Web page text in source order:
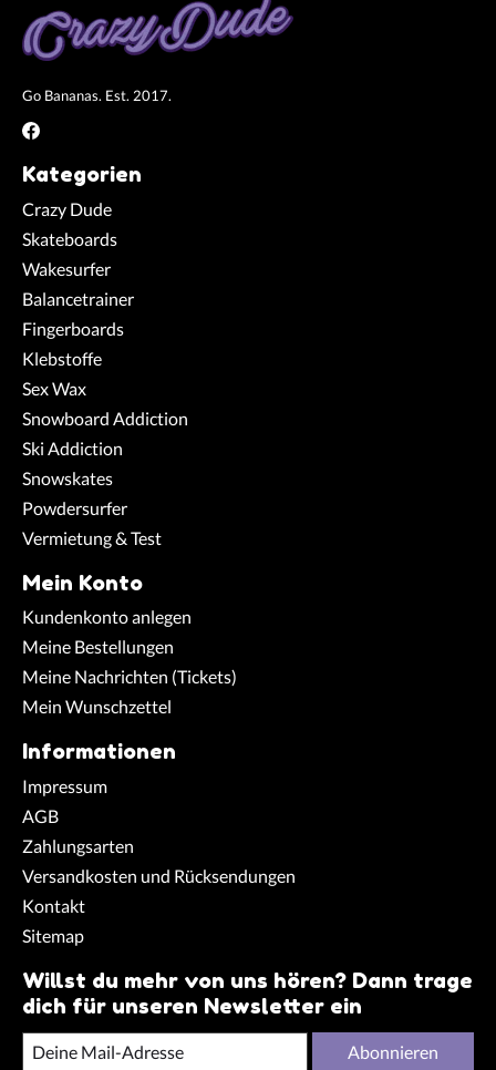
Go Bananas. Est. 2017.
Kategorien
Crazy Dude
Skateboards
Wakesurfer
Balancetrainer
Fingerboards
Klebstoffe
Sex Wax
Snowboard Addiction
Ski Addiction
Snowskates
Powdersurfer
Vermietung & Test
Mein Konto
Kundenkonto anlegen
Meine Bestellungen
Meine Nachrichten (Tickets)
Mein Wunschzettel
Informationen
Impressum
AGB
Zahlungsarten
Versandkosten und Rücksendungen
Kontakt
Sitemap
Willst du mehr von uns hören? Dann trage
dich für unseren Newsletter ein
Abonnieren